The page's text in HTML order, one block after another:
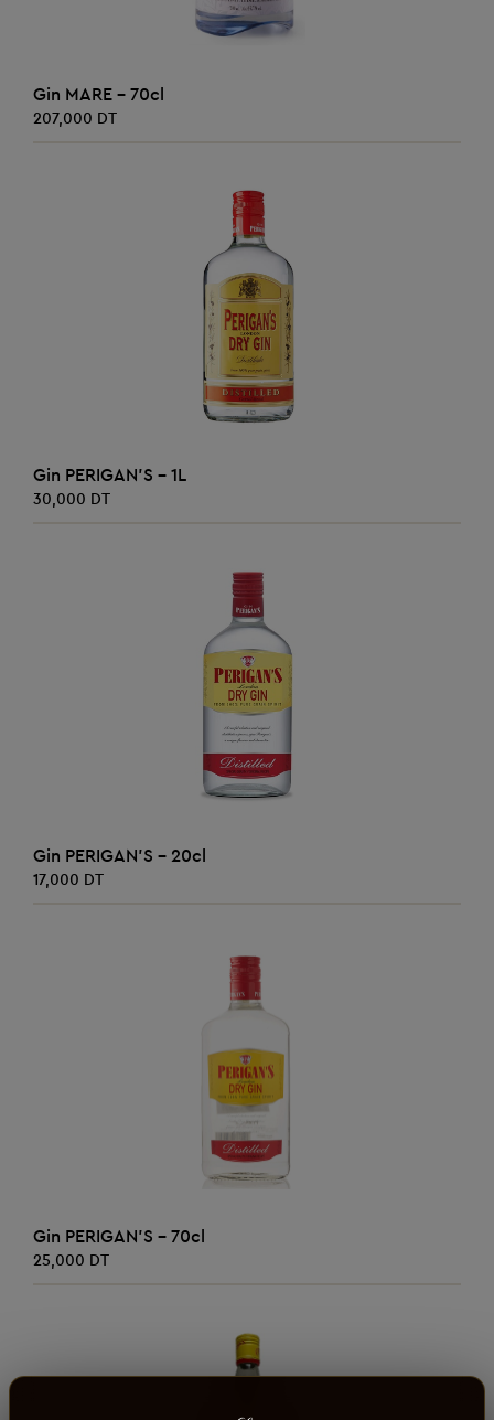
Gin MARE - 70cl
207,000 DT
Gin PERIGAN'S - 1L
30,000 DT
AJOUTER AU PANIER
Gin PERIGAN'S - 20cl
17,000 DT
AJOUTER AU PANIER
Gin PERIGAN'S - 70cl
25,000 DT